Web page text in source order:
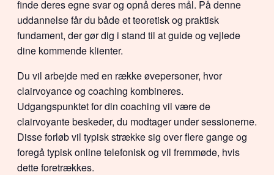
finde deres egne svar og opnå deres mål. På denne
uddannelse får du både et teoretisk og praktisk
fundament, der gør dig i stand til at guide og vejlede
dine kommende klienter.
Du vil arbejde med en række øvepersoner, hvor
clairvoyance og coaching kombineres.
Udgangspunktet for din coaching vil være de
clairvoyante beskeder, du modtager under sessionerne.
Disse forløb vil typisk strække sig over flere gange og
foregå typisk online telefonisk og vil fremmøde, hvis
dette foretrækkes.